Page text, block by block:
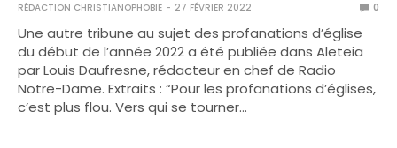
RÉDACTION CHRISTIANOPHOBIE 27 FÉVRIER 2022 0
Une autre tribune au sujet des profanations d’église
du début de l’année 2022 a été publiée dans Aleteia
par Louis Daufresne, rédacteur en chef de Radio
Notre-Dame. Extraits : “Pour les profanations d’églises,
c’est plus flou. Vers qui se tourner…